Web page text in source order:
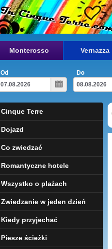
Monterosso Vernazza
Od
Do
Cinque Terre
Dojazd
Co zwiedzać
Romantyczne hotele
Wszystko o plażach
Zwiedzanie w jeden dzień
Kiedy przyjechać
Piesze ścieżki